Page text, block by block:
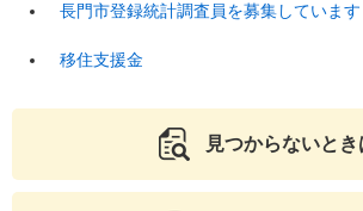
長門市登録統計調査員を募集しています
移住支援金
見つからないとき